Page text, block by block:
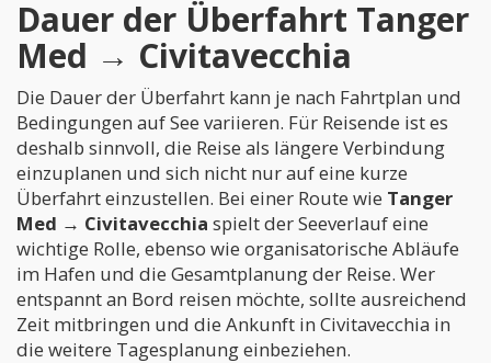
Dauer der Überfahrt Tanger
Med → Civitavecchia
Die Dauer der Überfahrt kann je nach Fahrtplan und
Bedingungen auf See variieren. Für Reisende ist es
deshalb sinnvoll, die Reise als längere Verbindung
einzuplanen und sich nicht nur auf eine kurze
Überfahrt einzustellen. Bei einer Route wie Tanger
Med → Civitavecchia spielt der Seeverlauf eine
wichtige Rolle, ebenso wie organisatorische Abläufe
im Hafen und die Gesamtplanung der Reise. Wer
entspannt an Bord reisen möchte, sollte ausreichend
Zeit mitbringen und die Ankunft in Civitavecchia in
die weitere Tagesplanung einbeziehen.